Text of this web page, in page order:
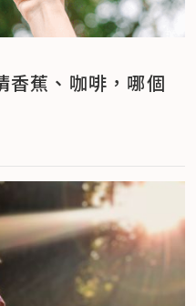
蕉、咖啡，哪個